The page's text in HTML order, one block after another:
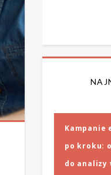
Kampanie
po kroku:
do analizy